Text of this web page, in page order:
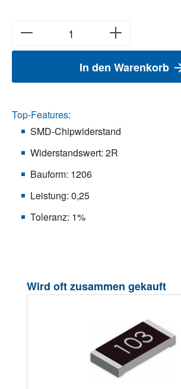
In den Warenkorb
Top-Features:
SMD-Chipwiderstand
Widerstandswert: 2R
Bauform: 1206
Leistung: 0,25
Toleranz: 1%
Produktgalerie überspringen
Wird oft zusammen gekauft